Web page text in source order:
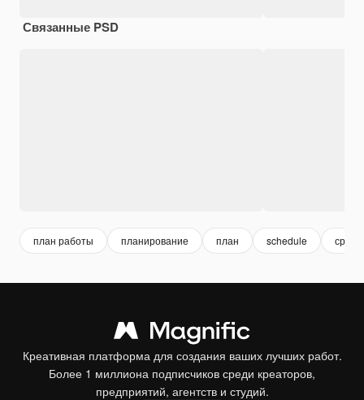
Связанные PSD
план работы планирование план schedule срок
Креативная платформа для создания ваших лучших работ.
Более 1 миллиона подписчиков среди креаторов,
предприятий, агентств и студий.